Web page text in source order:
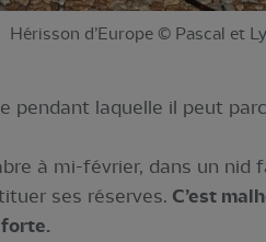
Hérisson d’Europe © Pascal et
pendant laquelle il peut
à mi-février, dans un nid
ses réserves. C’est